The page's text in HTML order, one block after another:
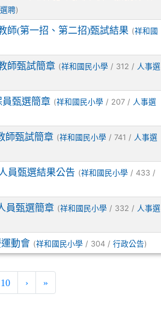
聘)
師(第一招、第二招)甄試結果 (祥和國
師甄試簡章 (祥和國民小學 / 312 / 人事選
員甄選簡章 (祥和國民小學 / 207 / 人事選
師甄試簡章 (祥和國民小學 / 741 / 人事選
員甄選結果公告 (祥和國民小學 / 433 /
員甄選簡章 (祥和國民小學 / 332 / 人事選
動會 (祥和國民小學 / 304 / 行政公告)
10 › »